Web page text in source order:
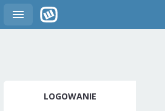
LOGOWANIE